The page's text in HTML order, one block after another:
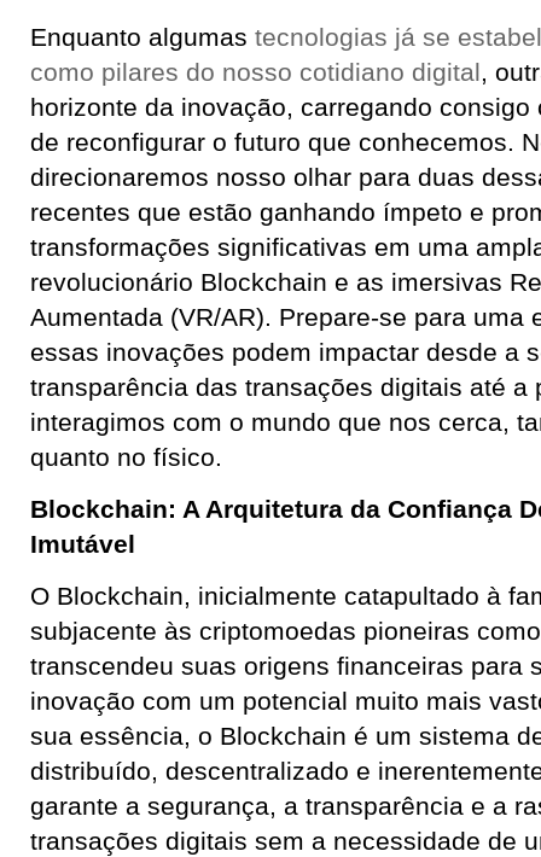
Enquanto algumas tecnologias já se
como pilares do nosso cotidiano digital,
horizonte da inovação, carregando
de reconfigurar o futuro que conhecemos.
direcionaremos nosso olhar para duas
recentes que estão ganhando ímpeto e
transformações significativas em uma
revolucionário Blockchain e as imersivas
Aumentada (VR/AR). Prepare-se para uma
essas inovações podem impactar desde a
transparência das transações digitais até a
interagimos com o mundo que nos cerca,
quanto no físico.
Blockchain: A Arquitetura da Confiança
Imutável
O Blockchain, inicialmente catapultado à
subjacente às criptomoedas pioneiras
transcendeu suas origens financeiras para
inovação com um potencial muito mais
sua essência, o Blockchain é um sistema
distribuído, descentralizado e
garante a segurança, a transparência e a
transações digitais sem a necessidade de